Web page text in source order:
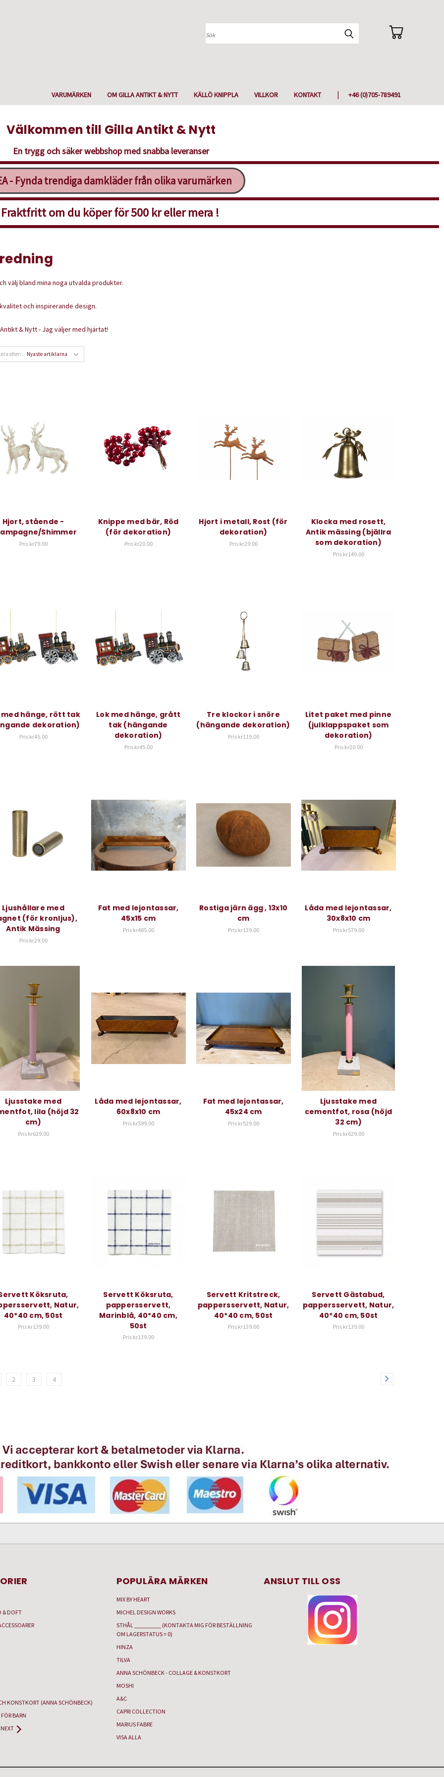
Sök
VARUMÄRKEN OM GILLA ANTIKT & NYTT KÄLLÖ KNIPPLA VILLKOR KONTAKT +46 (0)705-789491
Välkommen till Gilla Antikt & Nytt
En trygg och säker webbshop med snabba leveranser
- Fynda trendiga damkläder från olika varumärken
Fraktfritt om du köper för 500 kr eller mera !
välj bland mina noga utvalda produkter.
och inspirerande design.
& Nytt - Jag väljer med hjärtat!
efter:
Hjort, stående -
Shimmer
Pris kr79.00
Knippe med bär, Röd
(för dekoration)
Pris kr20.00
Hjort i metall, Rost (för
dekoration)
Pris kr29.00
Klocka med rosett,
Antik mässing (bjällra
som dekoration)
Pris kr149.00
med hänge, rött tak
dekoration)
Pris kr45.00
Lok med hänge, grått
tak (hängande
dekoration)
Pris kr45.00
Tre klockor i snöre
(hängande dekoration)
Pris kr119.00
Litet paket med pinne
(julklappspaket som
dekoration)
Pris kr20.00
Ljushållare med
(för kronljus),
Antik Mässing
Pris kr29.00
Fat med lejontassar,
45x15 cm
Pris kr485.00
Rostiga järn ägg , 13x10
cm
Pris kr139.00
Låda med lejontassar,
30x8x10 cm
Pris kr579.00
Ljusstake med
lila (höjd 32
cm)
Pris kr629.00
Låda med lejontassar,
60x8x10 cm
Pris kr599.00
Fat med lejontassar,
45x24 cm
Pris kr529.00
Ljusstake med
cementfot, rosa (höjd
32 cm)
Pris kr629.00
Köksruta,
Natur,
40*40 cm, 50st
Pris kr139.00
Servett Köksruta,
pappersservett,
Marinblå, 40*40 cm,
50st
Pris kr139.00
Servett Kritstreck,
pappersservett, Natur,
40*40 cm, 50st
Pris kr139.00
Servett Gästabud,
pappersservett, Natur,
40*40 cm, 50st
Pris kr139.00
2 3 4
& DOFT
KONSTKORT (ANNA SCHÖNBECK)
BARN
NEXT
POPULÄRA MÄRKEN
MIX BY HEART
MICHEL DESIGN WORKS
STHÅL _________ (KONTAKTA MIG FÖR BESTÄLLNING
OM LAGERSTATUS = 0)
HINZA
TILVA
ANNA SCHÖNBECK - COLLAGE & KONSTKORT
MOSHI
A&C
CAPRI COLLECTION
MARIUS FABRE
VISA ALLA
ANSLUT TILL OSS